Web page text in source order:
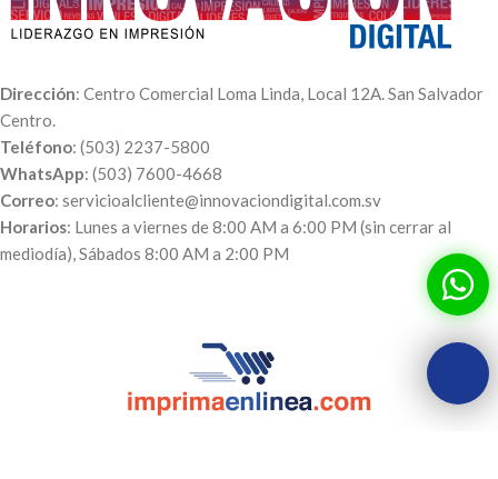
Dirección: Centro Comercial Loma Linda, Local 12A. San Salvador
Centro.
Teléfono: (503) 2237-5800
WhatsApp: (503) 7600-4668
Correo: servicioalcliente@innovaciondigital.com.sv
Horarios: Lunes a viernes de 8:00 AM a 6:00 PM (sin cerrar al
mediodía), Sábados 8:00 AM a 2:00 PM